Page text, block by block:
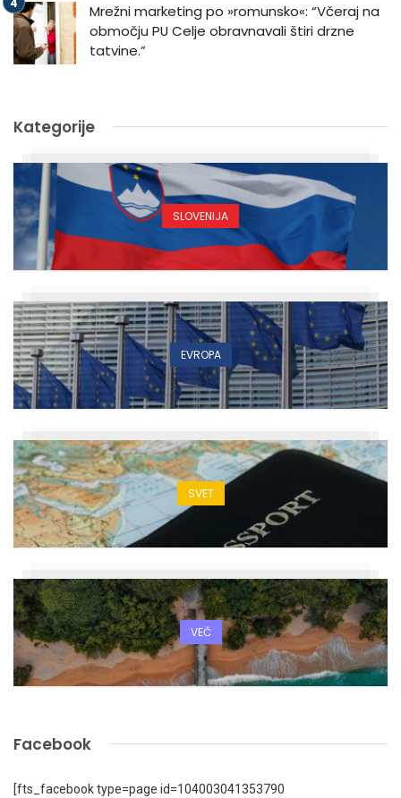
Mrežni marketing po »romunsko«: “Včeraj na
območju PU Celje obravnavali štiri drzne
tatvine.”
Kategorije
SLOVENIJA
EVROPA
SVET
VEČ
Facebook
[fts_facebook type=page id=104003041353790